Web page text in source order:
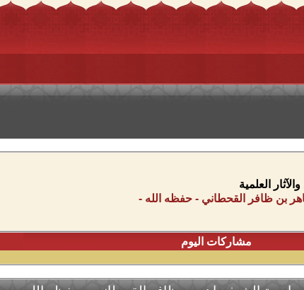
العلمية
بن ظافر القحطاني - حفظه الله -
مشاركات اليوم